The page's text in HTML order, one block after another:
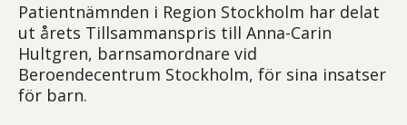
Patientnämnden i Region Stockholm har delat
ut årets Tillsammanspris till Anna-Carin
Hultgren, barnsamordnare vid
Beroendecentrum Stockholm, för sina insatser
för barn.